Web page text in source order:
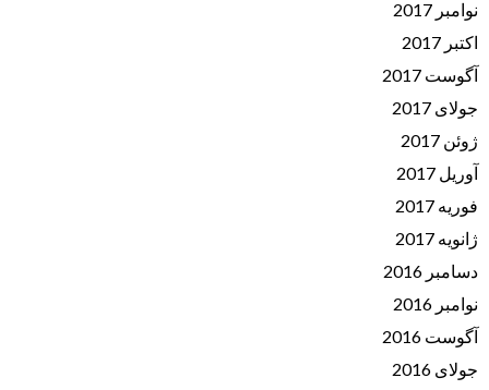
نوامبر 2017
اکتبر 2017
آگوست 2017
جولای 2017
ژوئن 2017
آوریل 2017
فوریه 2017
ژانویه 2017
دسامبر 2016
نوامبر 2016
آگوست 2016
جولای 2016